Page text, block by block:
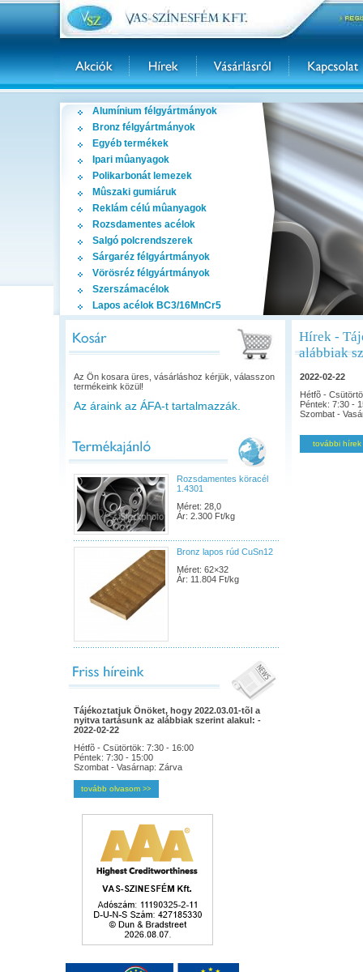
Alumínium félgyártmányok
Bronz félgyártmányok
Egyéb termékek
Ipari mûanyagok
Polikarbonát lemezek
Mûszaki gumiáruk
Reklám célú mûanyagok
Rozsdamentes acélok
Salgó polcrendszerek
Sárgaréz félgyártmányok
Vörösréz félgyártmányok
Szerszámacélok
Lapos acélok BC3/16MnCr5
Az Ön kosara üres, vásárláshoz kérjük, válasszon
termékeink közül!
Az áraink az ÁFA-t tartalmazzák.
Rozsdamentes köracél
1.4301
Méret: 28,0
Ár: 2.300 Ft/kg
Bronz lapos rúd CuSn12
Méret: 62×32
Ár: 11.804 Ft/kg
Tájékoztatjuk Önöket, hogy 2022.03.01-tõl a
nyitva tartásunk az alábbiak szerint alakul: -
2022-02-22
Hétfõ - Csütörtök: 7:30 - 16:00
Péntek: 7:30 - 15:00
Szombat - Vasárnap: Zárva
tovább olvasom >>
Hírek -
alábbiak
2022-02-22
Hétfõ -
Péntek: 7:30 -
Szombat -
további hírek